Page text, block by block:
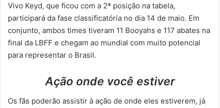
Vivo Keyd, que ficou com a 2ª posição na tabela,
participará da fase classificatória no dia 14 de maio. Em
conjunto, ambos times tiveram 11 Booyahs e 117 abates na
final da LBFF e chegam ao mundial com muito potencial
para representar o Brasil.
Ação onde você estiver
Os fãs poderão assistir à ação de onde eles estiverem, já